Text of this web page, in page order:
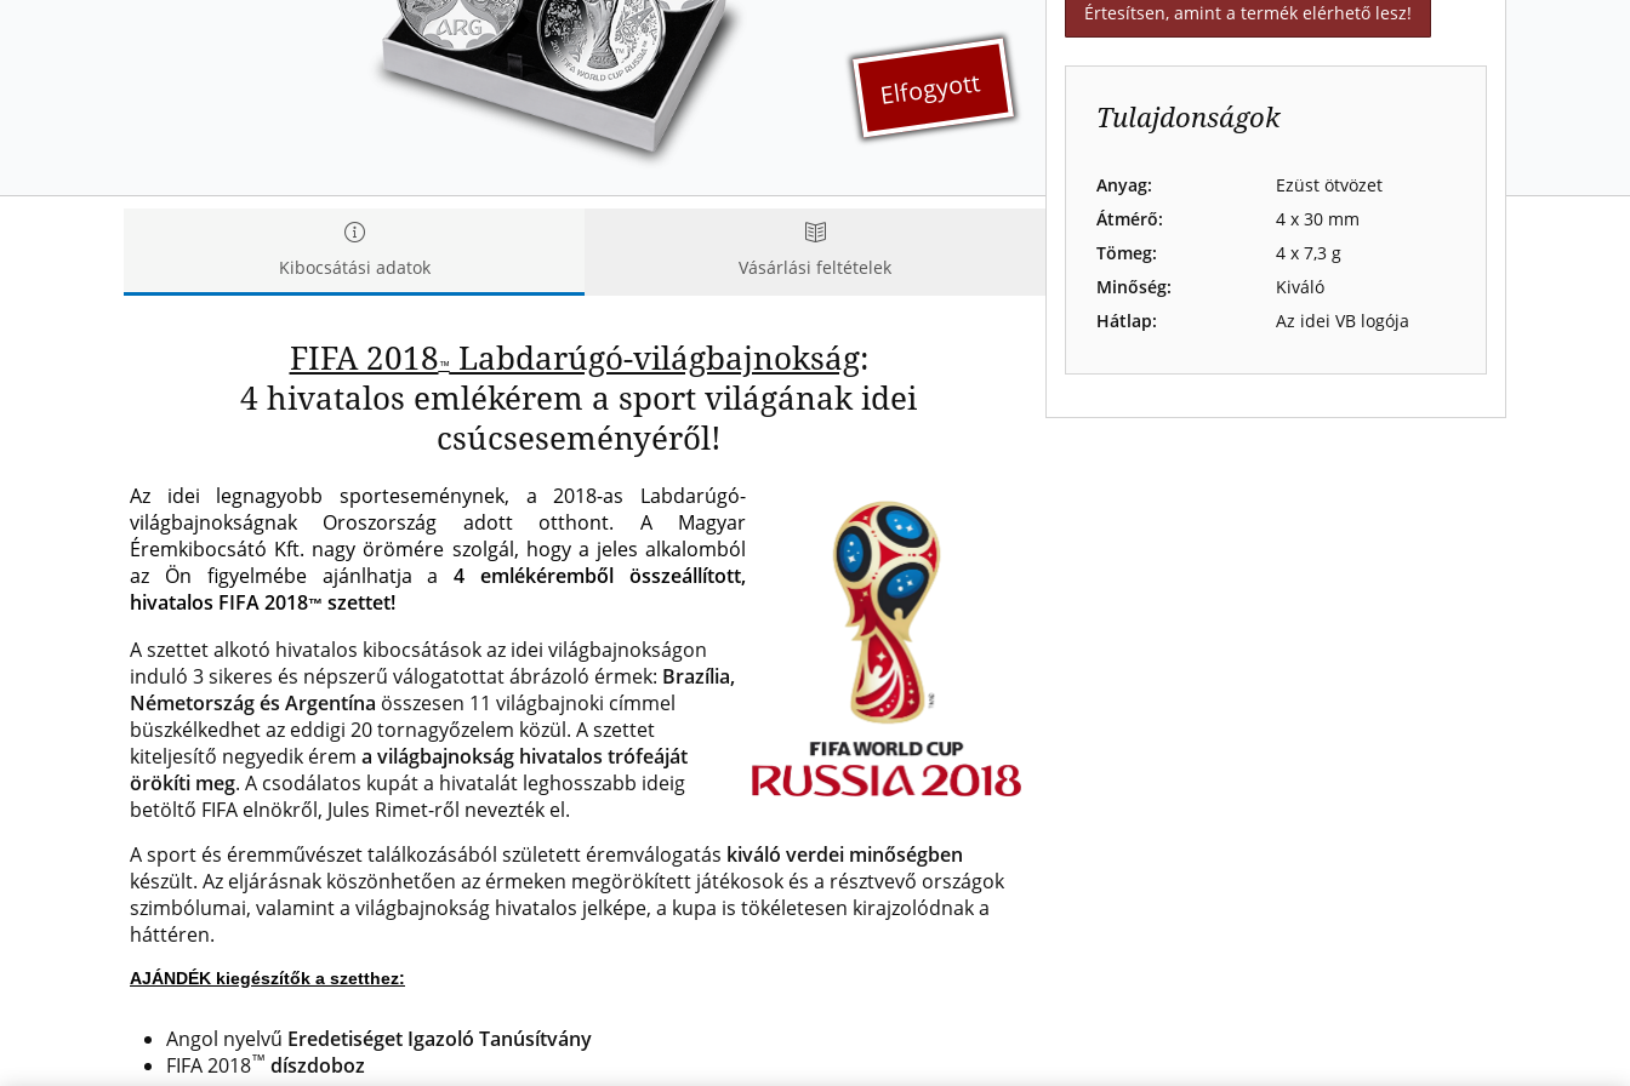
Elfogyott
Kibocsátási adatok Vásárlási feltételek
FIFA 2018™ Labdarúgó-világbajnokság:
4 hivatalos emlékérem a sport világának idei
csúcseseményéről!
Az idei legnagyobb sporteseménynek, a 2018-as Labdarúgó-
világbajnokságnak Oroszország adott otthont. A Magyar
Éremkibocsátó Kft. nagy örömére szolgál, hogy a jeles alkalomból
az Ön figyelmébe ajánlhatja a4 emlékéremből összeállított,
hivatalos FIFA 2018™ szettet!
A szettet alkotó hivatalos kibocsátások az idei világbajnokságon
induló 3 sikeres és népszerű válogatottat ábrázoló érmek: Brazília,
Németország és Argentína összesen 11 világbajnoki címmel
büszkélkedhet az eddigi 20 tornagyőzelem közül. A szettet
kiteljesítő negyedik érem a világbajnokság hivatalos trófeáját
örökíti meg. A csodálatos kupát a hivatalát leghosszabb ideig
betöltő FIFA elnökről, Jules Rimet-ről nevezték el.
A sport és éremművészet találkozásából született éremválogatás kiváló verdei minőségben
készült. Az eljárásnak köszönhetően az érmeken megörökített játékosok és a résztvevő országok
szimbólumai, valamint a világbajnokság hivatalos jelképe, a kupa is tökéletesen kirajzolódnak a
háttéren.
AJÁNDÉK kiegészítők a szetthez:
Angol nyelvű Eredetiséget Igazoló Tanúsítvány
FIFA 2018™ díszdoboz
Értesítsen, amint a termék elérhető lesz!
Tulajdonságok
Anyag:
Ezüst ötvözet
Átmérő:
4 x 30 mm
Tömeg:
4 x 7,3 g
Minőség:
Kiváló
Hátlap:
Az idei VB logója